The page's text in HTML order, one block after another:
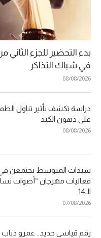
بدء التحضير للجزء
في شباك التذاكر
08/08/2026
دراسة تكشف تأثير تناول
على دهون الكبد
08/08/2026
سيدات المتوسط يجتمعن
فعاليات مهرجان “أصوات
الـ14
07/08/2026
رقم قياسي جديد.. عمرو دياب